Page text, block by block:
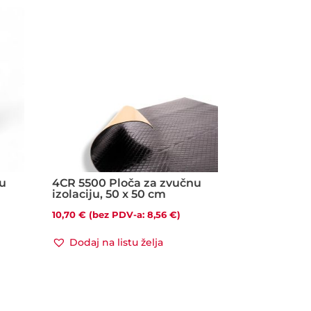
4CR 5500 Ploča za zvučnu
izolaciju, 50 x 50 cm
10,70€ (bez PDV-a:8,56€)
Dodaj na listu želja